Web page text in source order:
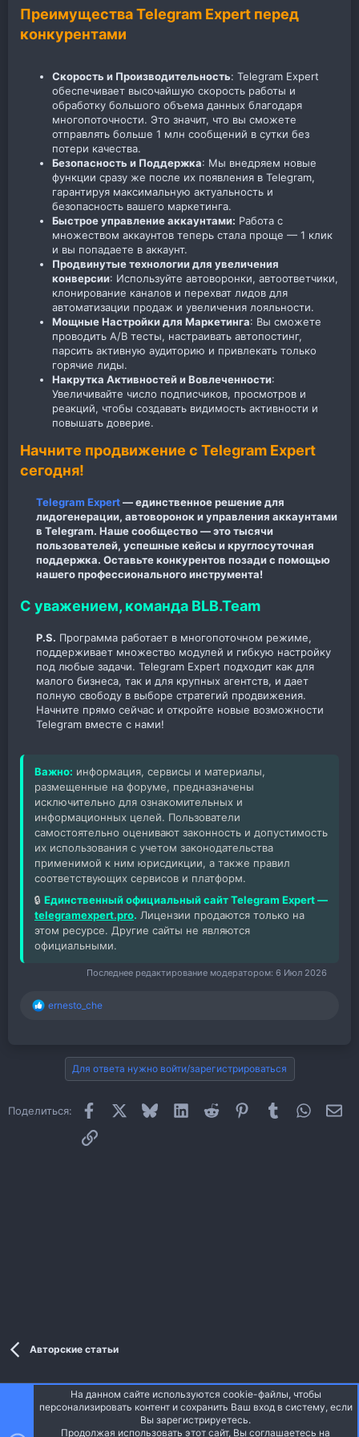
Преимущества Telegram Expert перед
конкурентами
Скорость и Производительность: Telegram Expert
обеспечивает высочайшую скорость работы и
обработку большого объема данных благодаря
многопоточности. Это значит, что вы сможете
отправлять больше 1 млн сообщений в сутки без
потери качества.
Безопасность и Поддержка: Мы внедряем новые
функции сразу же после их появления в Telegram,
гарантируя максимальную актуальность и
безопасность вашего маркетинга.
Быстрое управление аккаунтами: Работа с
множеством аккаунтов теперь стала проще — 1 клик
и вы попадаете в аккаунт.
Продвинутые технологии для увеличения
конверсии: Используйте автоворонки, автоответчики,
клонирование каналов и перехват лидов для
автоматизации продаж и увеличения лояльности.
Мощные Настройки для Маркетинга: Вы сможете
проводить A/B тесты, настраивать автопостинг,
парсить активную аудиторию и привлекать только
горячие лиды.
Накрутка Активностей и Вовлеченности:
Увеличивайте число подписчиков, просмотров и
реакций, чтобы создавать видимость активности и
повышать доверие.
Начните продвижение с Telegram Expert
сегодня!
Telegram Expert— единственное решение для
лидогенерации, автоворонок и управления аккаунтами
в Telegram. Наше сообщество — это тысячи
пользователей, успешные кейсы и круглосуточная
поддержка. Оставьте конкурентов позади с помощью
нашего профессионального инструмента!
С уважением, команда BLB.Team
P.S. Программа работает в многопоточном режиме,
поддерживает множество модулей и гибкую настройку
под любые задачи. Telegram Expert подходит как для
малого бизнеса, так и для крупных агентств, и дает
полную свободу в выборе стратегий продвижения.
Начните прямо сейчас и откройте новые возможности
Telegram вместе с нами!​
Важно: информация, сервисы и материалы,
размещенные на форуме, предназначены
исключительно для ознакомительных и
информационных целей. Пользователи
самостоятельно оценивают законность и допустимость
их использования с учетом законодательства
применимой к ним юрисдикции, а также правил
соответствующих сервисов и платформ.
🔒 Единственный официальный сайт Telegram Expert —
telegramexpert.pro. Лицензии продаются только на
этом ресурсе. Другие сайты не являются
официальными.
Последнее редактирование модератором: 6 Июл 2026
Р
ernesto_che
Для ответа нужно войти/зарегистрироваться
Поделиться: Facebook Bluesky LinkedInReddit PinterestTumblr
Ссылка
Авторские статьи
Style and add-ons by ThemeHouse
Перевод от Jumuro ®
Запросы 15 Время 0.0797s Память 3.78MB
На данном сайте используются cookie-файлы, чтобы
персонализировать контент и сохранить Ваш вход в систему, если
Вы зарегистрируетесь.
Продолжая использовать этот сайт, Вы соглашаетесь на